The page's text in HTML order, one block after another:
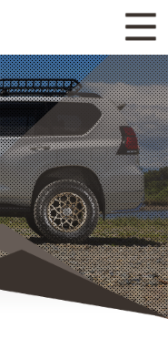
ニュース
ホイールラインナップ
関連製品
ギャラリー
カタログ請求
個人情報保護方針